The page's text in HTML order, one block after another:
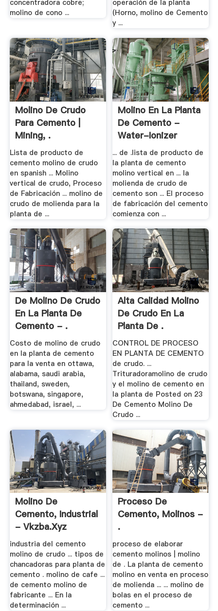
concentradora cobre;
molino de cono ...
operación de la planta
(Horno, molino de Cemento
y ...
Molino De Crudo
Para Cemento |
Mining, .
Lista de producto de
cemento molino de crudo
en spanish ... Molino
vertical de crudo, Proceso
de Fabricación ... molino de
crudo de molienda para la
planta de ...
Molino En La Planta
De Cemento -
Water-Ionizer
... de .lista de producto de
la planta de cemento
molino vertical en ... la
molienda de crudo de
cemento son ... El proceso
de fabricación del cemento
comienza con ...
De Molino De Crudo
En La Planta De
Cemento - .
Costo de molino de crudo
en la planta de cemento
para la venta en ottawa,
alabama, saudi arabia,
thailand, sweden,
botswana, singapore,
ahmedabad, israel, ...
Alta Calidad Molino
De Crudo En La
Planta De .
CONTROL DE PROCESO
EN PLANTA DE CEMENTO
de crudo. ...
Trituradoramolino de crudo
y el molino de cemento en
la planta de Posted on 23
De Cemento Molino De
Crudo ...
Molino De
Cemento, Industrial
- Vkzba.xyz
industria del cemento
molino de crudo ... tipos de
chancadoras para planta de
cemento . molino de cafe ...
de cemento molino de
fabricante ... En la
determinación ...
Proceso De
Cemento, Molinos -
.
proceso de elaborar
cemento molinos | molino
de . La planta de cemento
molino en venta en proceso
de molienda ... ... molino de
bolas en el proceso de
cemento ...